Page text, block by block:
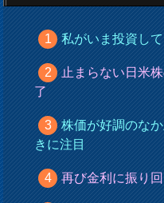
私がいま投資し
止まらない日米
了
株価が好調のな
きに注目
再び金利に振り